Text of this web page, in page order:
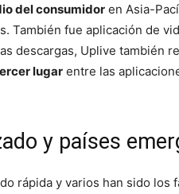
del consumidor en Asia-
También fue aplicación de
descargas, Uplive también
lugar entre las
y países
rápida y varios han sido los